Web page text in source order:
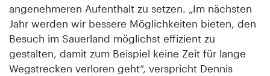
angenehmeren Aufenthalt zu setzen. „Im nächsten
Jahr werden wir bessere Möglichkeiten bieten, den
Besuch im Sauerland möglichst effizient zu
gestalten, damit zum Beispiel keine Zeit für lange
Wegstrecken verloren geht“, verspricht Dennis